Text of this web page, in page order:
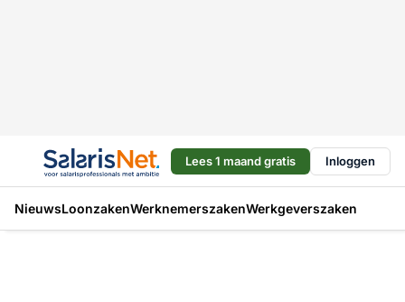
Lees 1 maand gratis Inloggen
NieuwsLoonzakenWerknemerszakenWerkgeverszaken